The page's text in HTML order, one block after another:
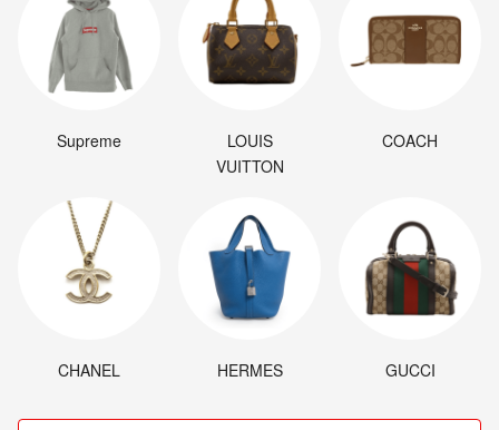
Supreme
LOUIS
VUITTON
COACH
CHANEL HERMES GUCCI